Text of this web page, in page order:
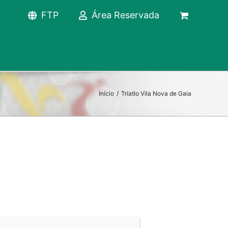
FTP Área Reservada
Início / Triatlo Vila Nova de Gaia